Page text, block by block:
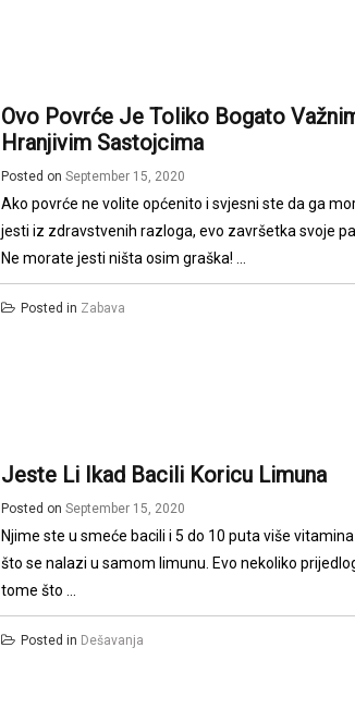
Ovo Povrće Je Toliko Bogato
Hranjivim Sastojcima
Posted onSeptember 15, 2020
Ako povrće ne volite općenito i svjesni ste da ga
jesti iz zdravstvenih razloga, evo završetka svoje
Ne morate jesti ništa osim graška! ...
Posted in Zabava
Jeste Li Ikad Bacili Koricu Limuna
Posted onSeptember 15, 2020
Njime ste u smeće bacili i 5 do 10 puta više
što se nalazi u samom limunu. Evo nekoliko
tome što ...
Posted in Dešavanja